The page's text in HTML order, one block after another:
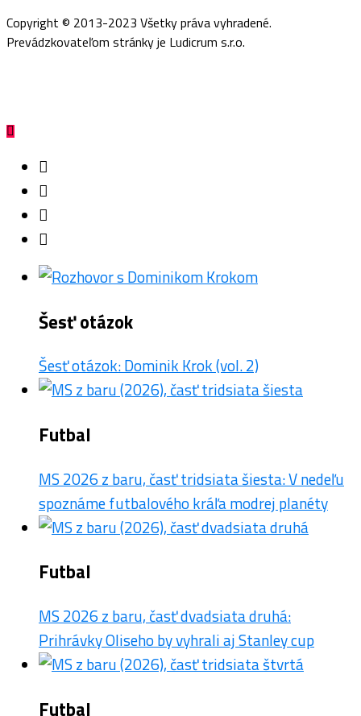
Copyright © 2013-2023 Všetky práva vyhradené.
Prevádzkovateľom stránky je Ludicrum s.r.o.
Šesť otázok
Šesť otázok: Dominik Krok (vol. 2)
Futbal
MS 2026 z baru, časť tridsiata šiesta: V nedeľu
spoznáme futbalového kráľa modrej planéty
Futbal
MS 2026 z baru, časť dvadsiata druhá:
Prihrávky Oliseho by vyhrali aj Stanley cup
Futbal